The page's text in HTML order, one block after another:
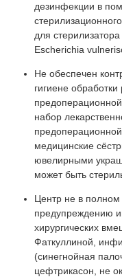
дезинфекции в
для
Escherichia
Не обеспечен
гигиене
набор
медицинские
ювелирными
может быть
Центр не в
предупреждению
хирургических
Фаткуллиной,
(синегнойная
цефтрикасон, не